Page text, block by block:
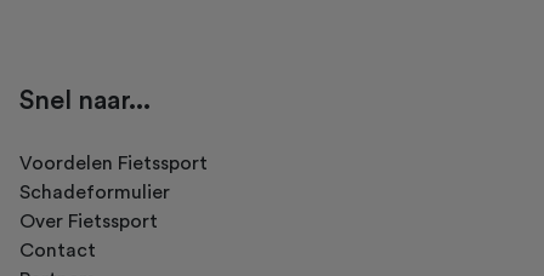
Snel naar...
Voordelen Fietssport
Schadeformulier
Over Fietssport
Contact